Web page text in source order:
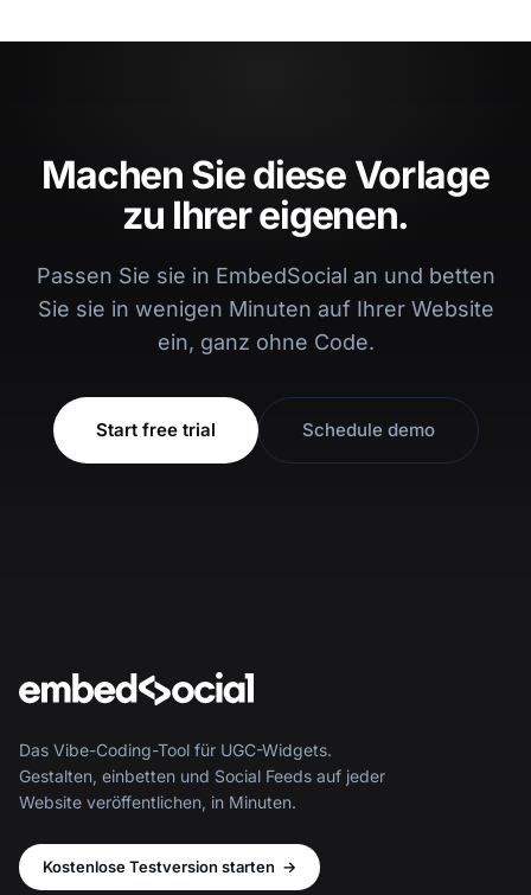
Machen Sie diese Vorlage
zu Ihrer eigenen.
Passen Sie sie in EmbedSocial an und betten
Sie sie in wenigen Minuten auf Ihrer Website
ein, ganz ohne Code.
Start free trial Schedule demo
Das Vibe-Coding-Tool für UGC-Widgets.
Gestalten, einbetten und Social Feeds auf jeder
Website veröffentlichen, in Minuten.
Kostenlose Testversion starten →